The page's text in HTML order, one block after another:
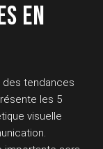
EN
tendances
les 5
visuelle